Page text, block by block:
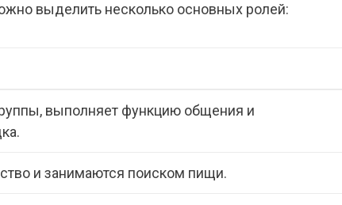
выделить несколько основных ролей:
выполняет функцию общения и
и занимаются поиском пищи.